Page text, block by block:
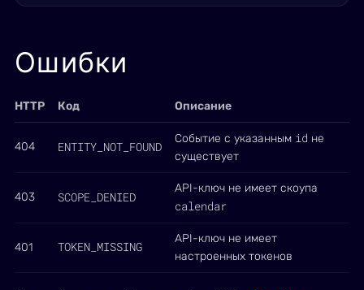
Ошибки
HTTP Код Описание
404 ENTITY_NOT_FOUND
Событие с указанным id не
существует
403 SCOPE_DENIED
API-ключ не имеет скоупа
calendar
401 TOKEN_MISSING
API-ключ не имеет
настроенных токенов